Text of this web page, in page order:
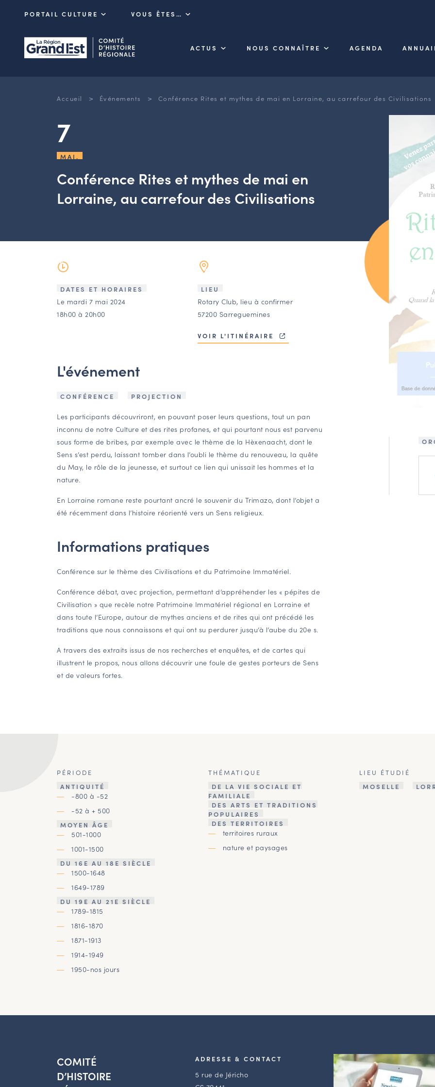
PORTAIL CULTURE VOUS ÊTES…
ACTUS NOUS CONNAÎTRE AGENDA
Accueil > Événements > Conférence Rites et mythes de mai en Lorraine, au carrefour des Civilisations
7
MAI.
Conférence Rites et mythes de mai en
Lorraine, au carrefour des Civilisations
DATES ET HORAIRES
Le mardi 7 mai 2024
18h00 à 20h00
LIEU
Rotary Club, lieu à confirmer
57200 Sarreguemines
VOIR L'ITINÉRAIRE
L'événement
CONFÉRENCE PROJECTION
Les participants découvriront, en pouvant poser leurs questions, tout un pan
inconnu de notre Culture et des rites profanes, et qui pourtant nous est parvenu
sous forme de bribes, par exemple avec le thème de la Hèxenaacht, dont le
Sens s’est perdu, laissant tomber dans l’oubli le thème du renouveau, la quête
du May, le rôle de la jeunesse, et surtout ce lien qui unissait les hommes et la
nature.
En Lorraine romane reste pourtant ancré le souvenir du Trimazo, dont l’objet a
été récemment dans l’histoire réorienté vers un Sens religieux.
Informations pratiques
Conférence sur le thème des Civilisations et du Patrimoine Immatériel.
Conférence débat, avec projection, permettant d’appréhender les « pépites de
Civilisation » que recèle notre Patrimoine Immatériel régional en Lorraine et
dans toute l’Europe, autour de mythes anciens et de rites qui ont précédé les
traditions que nous connaissons et qui ont su perdurer jusqu’à l’aube du 20e s.
A travers des extraits issus de nos recherches et enquêtes, et de cartes qui
illustrent le propos, nous allons découvrir une foule de gestes porteurs de Sens
et de valeurs fortes.
PÉRIODE
ANTIQUITÉ
-800 à -52
-52 à + 500
MOYEN ÂGE
501-1000
1001-1500
DU 16E AU 18E SIÈCLE
1500-1648
1649-1789
DU 19E AU 21E SIÈCLE
1789-1815
1816-1870
1871-1913
1914-1949
1950-nos jours
THÉMATIQUE
DE LA VIE SOCIALE ET
FAMILIALE
DES ARTS ET TRADITIONS
POPULAIRES
DES TERRITOIRES
territoires ruraux
nature et paysages
LIEU ÉTUDIÉ
MOSELLE
COMITÉ
D’HISTOIRE
ADRESSE & CONTACT
5 rue de Jéricho